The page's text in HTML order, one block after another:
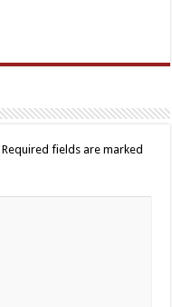
Required fields are marked